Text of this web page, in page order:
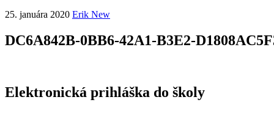
25. januára 2020 Erik New
DC6A842B-0BB6-42A1-B3E2-
Elektronická prihláška do školy